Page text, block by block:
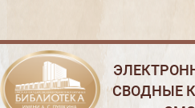
СВОДНЫЕ